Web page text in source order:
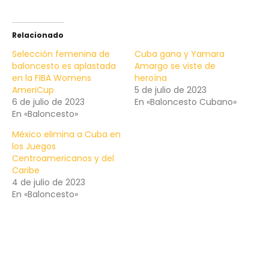
Relacionado
Selección femenina de
baloncesto es aplastada
en la FIBA Womens
AmeriCup
6 de julio de 2023
En «Baloncesto»
Cuba gana y Yamara
Amargo se viste de
heroína
5 de julio de 2023
En «Baloncesto Cubano»
México elimina a Cuba en
los Juegos
Centroamericanos y del
Caribe
4 de julio de 2023
En «Baloncesto»